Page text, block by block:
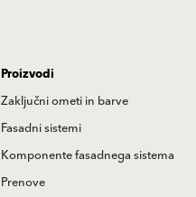
Proizvodi
Zaključni ometi in barve
Fasadni sistemi
Komponente fasadnega sistema
Prenove